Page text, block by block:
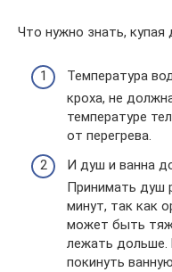
Что нужно знать,
Температура
кроха, не
температуре
от перегрева.
И душ и ванна
Принимать душ
минут, так как
может быть
лежать дольше.
покинуть